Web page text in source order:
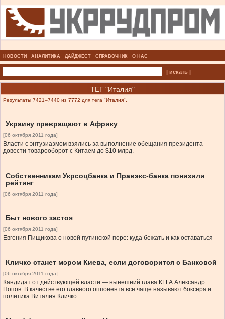
НОВОСТИ АНАЛИТИКА ДАЙДЖЕСТ СПРАВОЧНИК О НАС
| искать |
ТЕГ "Италия"
Результаты 7421–7440 из 7772 для тега "Италия".
Украину превращают в Африку
[06 октября 2011 года]
Власти с энтузиазмом взялись за выполнение обещания президента
довести товарооборот с Китаем до $10 млрд.
Собственникам Укрсоцбанка и Правэкс-банка понизили
рейтинг
[06 октября 2011 года]
Быт нового застоя
[06 октября 2011 года]
Евгения Пищикова о новой путинской поре: куда бежать и как оставаться
Кличко станет мэром Киева, если договорится с Банковой
[06 октября 2011 года]
Кандидат от действующей власти — нынешний глава КГГА Александр
Попов. В качестве его главного оппонента все чаще называют боксера и
политика Виталия Кличко.